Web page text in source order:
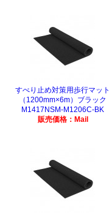
すべり止め対策用歩行マット
（1200mm×6m）ブラック
M1417NSM-M1206C-BK
販売価格：Mail